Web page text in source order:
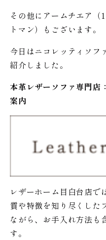
その他にアームチエア（
トマン）もございます。
今日はニコレッティソフ
紹介しました。
本革レザーソファ専門店
案内
レザーホーム目白台店で
質や特徴を知り尽くした
ながら、お手入れ方法も
す。